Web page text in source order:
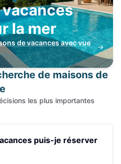
la mer
de vacances avec vue
de maisons de
les plus importantes
puis-je réserver